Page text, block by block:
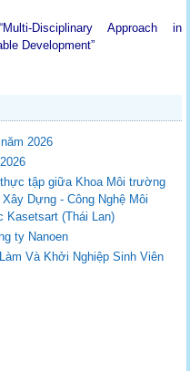
Disciplinary Approach in
Development”
2026
tập giữa Khoa Môi trường
Dựng - Công Nghệ Môi
Kasetsart (Thái Lan)
ty Nanoen
Và Khởi Nghiệp Sinh Viên